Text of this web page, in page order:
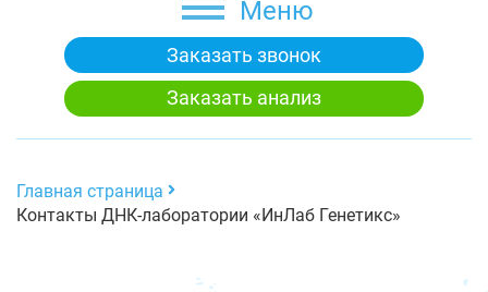
Меню
Заказать звонок
Заказать анализ
Главная страница
Контакты ДНК-лаборатории «ИнЛаб Генетикс»